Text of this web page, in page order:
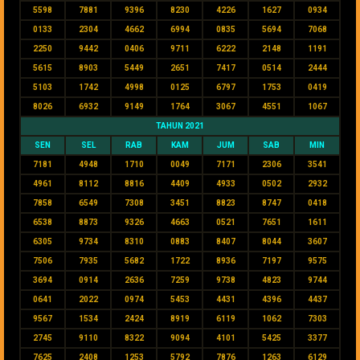
5598 7881 9396 8230 4226 1627 0934
0133 2304 4662 6994 0835 5694 7068
2250 9442 0406 9711 6222 2148 1191
5615 8903 5449 2651 7417 0514 2444
5103 1742 4998 0125 6797 1753 0419
8026 6932 9149 1764 3067 4551 1067
TAHUN 2021
SEN SEL RAB KAM JUM SAB MIN
7181 4948 1710 0049 7171 2306 3541
4961 8112 8816 4409 4933 0502 2932
7858 6549 7308 3451 8823 8747 0418
6538 8873 9326 4663 0521 7651 1611
6305 9734 8310 0883 8407 8044 3607
7506 7935 5682 1722 8936 7197 9575
3694 0914 2636 7259 9738 4823 9744
0641 2022 0974 5453 4431 4396 4437
9567 1534 2424 8919 6119 1062 7303
2745 9110 8322 9094 4101 5425 3377
7625 2408 1253 5792 7876 1263 6129